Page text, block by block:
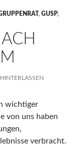
, GUSP,
wichtiger
von uns haben
verbracht.